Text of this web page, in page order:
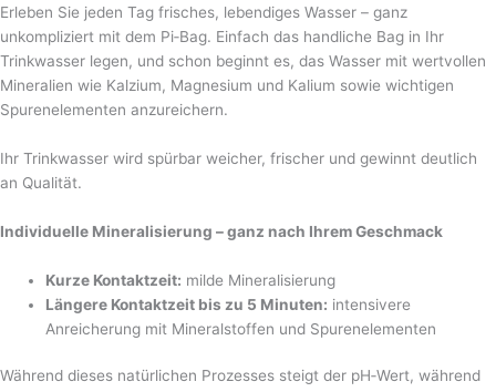
Erleben Sie jeden Tag frisches, lebendiges Wasser – ganz
unkompliziert mit dem Pi‑Bag. Einfach das handliche Bag in Ihr
Trinkwasser legen, und schon beginnt es, das Wasser mit wertvollen
Mineralien wie Kalzium, Magnesium und Kalium sowie wichtigen
Spurenelementen anzureichern.
Ihr Trinkwasser wird spürbar weicher, frischer und gewinnt deutlich
an Qualität.
Individuelle Mineralisierung – ganz nach Ihrem Geschmack
Kurze Kontaktzeit: milde Mineralisierung
Längere Kontaktzeit bis zu 5 Minuten: intensivere
Anreicherung mit Mineralstoffen und Spurenelementen
Während dieses natürlichen Prozesses steigt der pH‑Wert, während